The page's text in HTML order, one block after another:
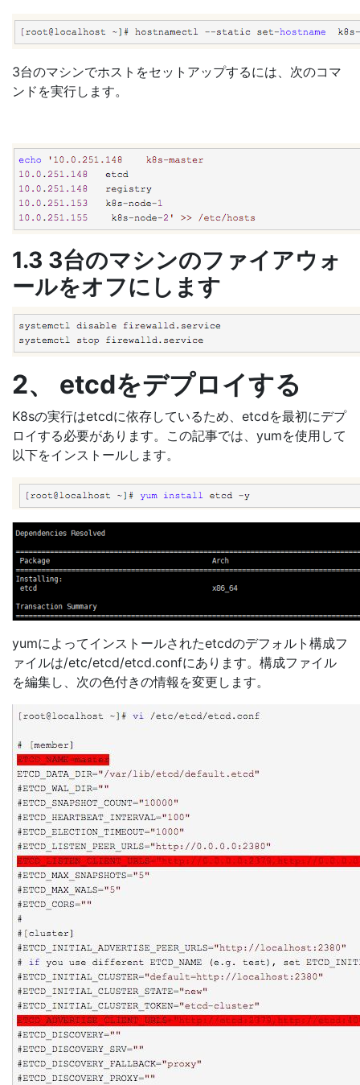
3台のマシンでホストをセットアップするには、次のコマ
ンドを実行します。
1.3 3台のマシンのファイアウォ
ールをオフにします
2、 etcdをデプロイする
K8sの実行はetcdに依存しているため、etcdを最初にデプ
ロイする必要があります。この記事では、yumを使用して
以下をインストールします。
yumによってインストールされたetcdのデフォルト構成フ
ァイルは/etc/etcd/etcd.confにあります。構成ファイル
を編集し、次の色付きの情報を変更します。